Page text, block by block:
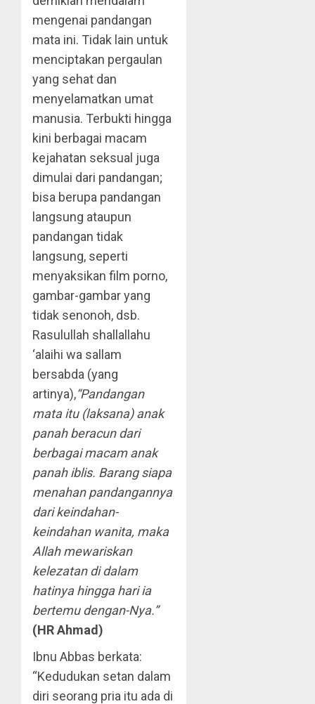
mengenai pandangan
mata ini. Tidak lain untuk
menciptakan pergaulan
yang sehat dan
menyelamatkan umat
manusia. Terbukti hingga
kini berbagai macam
kejahatan seksual juga
dimulai dari pandangan;
bisa berupa pandangan
langsung ataupun
pandangan tidak
langsung, seperti
menyaksikan film porno,
gambar-gambar yang
tidak senonoh, dsb.
Rasulullah shallallahu
‘alaihi wa sallam
bersabda (yang
artinya),“Pandangan
mata itu (laksana) anak
panah beracun dari
berbagai macam anak
panah iblis. Barang siapa
menahan pandangannya
dari keindahan-
keindahan wanita, maka
Allah mewariskan
kelezatan di dalam
hatinya hingga hari ia
bertemu dengan-Nya.”
(HR Ahmad)
Ibnu Abbas berkata:
“Kedudukan setan dalam
diri seorang pria itu ada di